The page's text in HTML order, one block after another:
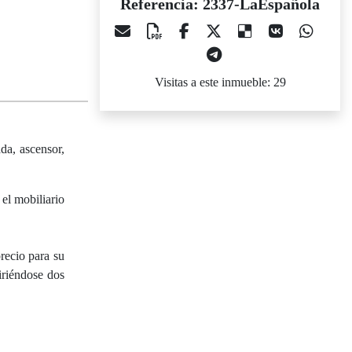
ascensor,
el mobiliario
para su
dos
Referencia: 2337-LaEspañola
Visitas a este inmueble: 29